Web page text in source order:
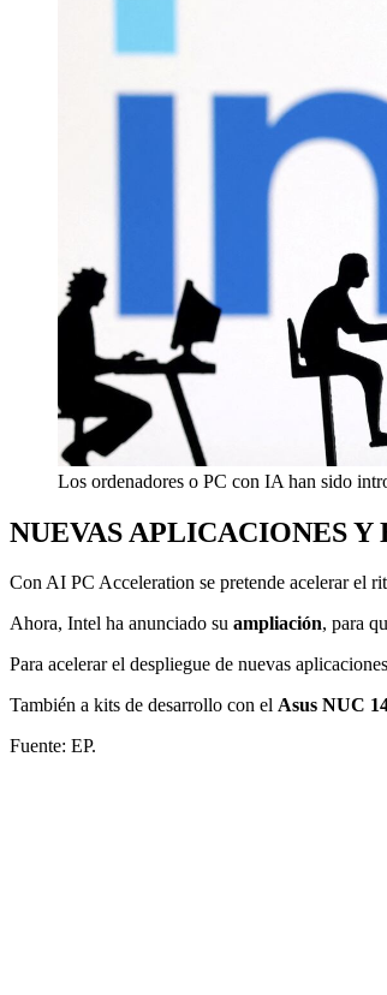
Los ordenadores o PC con IA han sido
NUEVAS APLICACIONES Y
Con AI PC Acceleration se pretende acelerar el
Ahora, Intel ha anunciado su ampliación, para
Para acelerar el despliegue de nuevas
También a kits de desarrollo con el Asus NUC
Fuente: EP.